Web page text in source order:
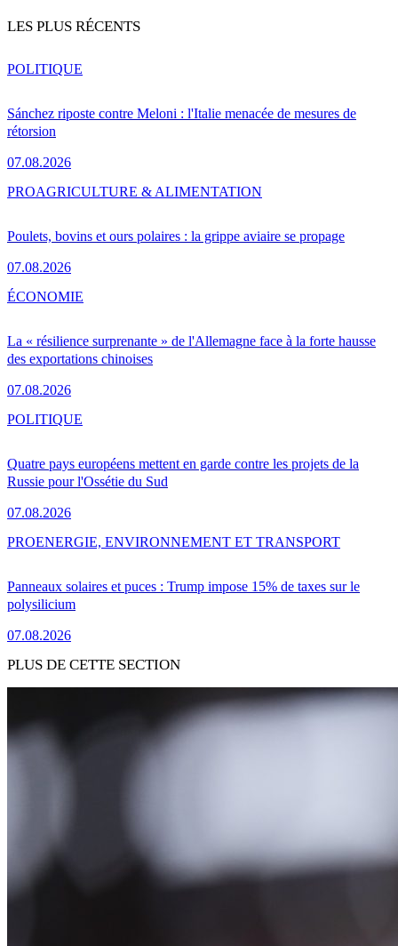
LES PLUS RÉCENTS
Sánchez riposte contre Meloni : l'Italie menacée de mesures de
rétorsion
07.08.2026
POLITIQUE
Poulets, bovins et ours polaires : la grippe aviaire se propage
07.08.2026
PROAGRICULTURE & ALIMENTATION
La « résilience surprenante » de l'Allemagne face à la forte hausse
des exportations chinoises
07.08.2026
ÉCONOMIE
Quatre pays européens mettent en garde contre les projets de la
Russie pour l'Ossétie du Sud
07.08.2026
POLITIQUE
Panneaux solaires et puces : Trump impose 15% de taxes sur le
polysilicium
07.08.2026
PROENERGIE, ENVIRONNEMENT ET TRANSPORT
PLUS DE CETTE SECTION